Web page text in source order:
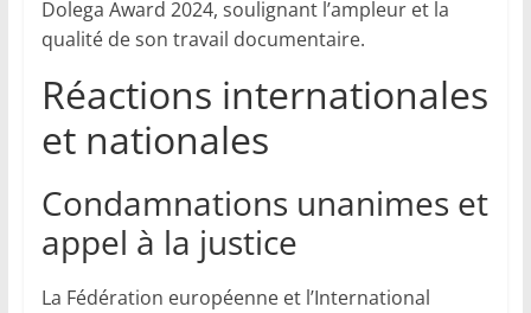
Dolega Award 2024, soulignant l’ampleur et la
qualité de son travail documentaire.
Réactions internationales
et nationales
Condamnations unanimes et
appel à la justice
La Fédération européenne et l’International